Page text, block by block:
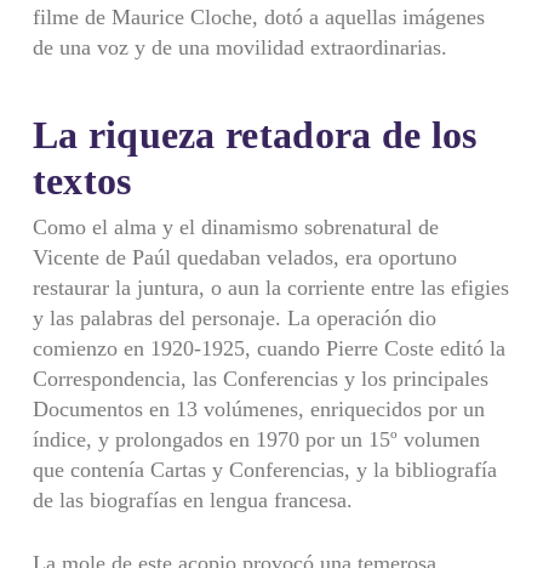
filme de Maurice Cloche, dotó a aquellas imágenes
de una voz y de una movilidad extraordinarias.
La riqueza retadora de los
textos
Como el alma y el dinamismo sobrenatural de
Vicente de Paúl quedaban velados, era oportuno
restaurar la juntura, o aun la corriente entre las efigies
y las palabras del personaje. La operación dio
comienzo en 1920-1925, cuando Pierre Coste editó la
Correspondencia, las Conferencias y los principales
Documentos en 13 volúmenes, enriquecidos por un
índice, y prolongados en 1970 por un 15º volumen
que contenía Cartas y Conferencias, y la bibliografía
de las biografías en lengua francesa.
La mole de este acopio provocó una temerosa